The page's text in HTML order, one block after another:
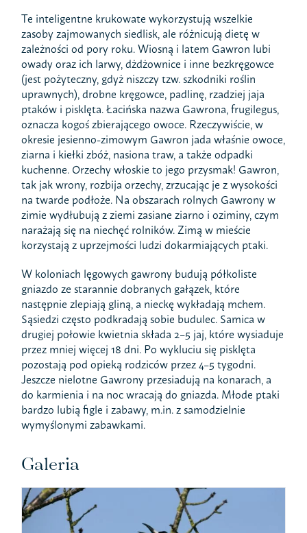
Te inteligentne krukowate wykorzystują wszelkie
zasoby zajmowanych siedlisk, ale różnicują dietę w
zależności od pory roku. Wiosną i latem Gawron lubi
owady oraz ich larwy, dżdżownice i inne bezkręgowce
(jest pożyteczny, gdyż niszczy tzw. szkodniki roślin
uprawnych), drobne kręgowce, padlinę, rzadziej jaja
ptaków i pisklęta. Łacińska nazwa Gawrona, frugilegus,
oznacza kogoś zbierającego owoce. Rzeczywiście, w
okresie jesienno-zimowym Gawron jada właśnie owoce,
ziarna i kiełki zbóż, nasiona traw, a także odpadki
kuchenne. Orzechy włoskie to jego przysmak! Gawron,
tak jak wrony, rozbija orzechy, zrzucając je z wysokości
na twarde podłoże. Na obszarach rolnych Gawrony w
zimie wydłubują z ziemi zasiane ziarno i oziminy, czym
narażają się na niechęć rolników. Zimą w mieście
korzystają z uprzejmości ludzi dokarmiających ptaki.
W koloniach lęgowych gawrony budują półkoliste
gniazdo ze starannie dobranych gałązek, które
następnie zlepiają gliną, a nieckę wykładają mchem.
Sąsiedzi często podkradają sobie budulec. Samica w
drugiej połowie kwietnia składa 2–5 jaj, które wysiaduje
przez mniej więcej 18 dni. Po wykluciu się pisklęta
pozostają pod opieką rodziców przez 4–5 tygodni.
Jeszcze nielotne Gawrony przesiadują na konarach, a
do karmienia i na noc wracają do gniazda. Młode ptaki
bardzo lubią figle i zabawy, m.in. z samodzielnie
wymyślonymi zabawkami.
Galeria